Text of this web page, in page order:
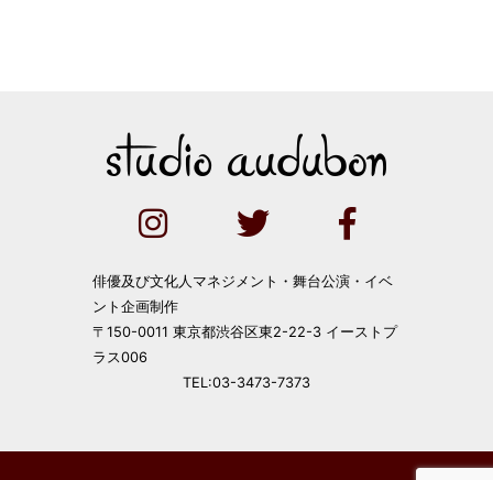
俳優及び文化人マネジメント・舞台公演・イベ
ント企画制作
〒150-0011 東京都渋谷区東2-22-3 イーストプ
ラス006
TEL:03-3473-7373